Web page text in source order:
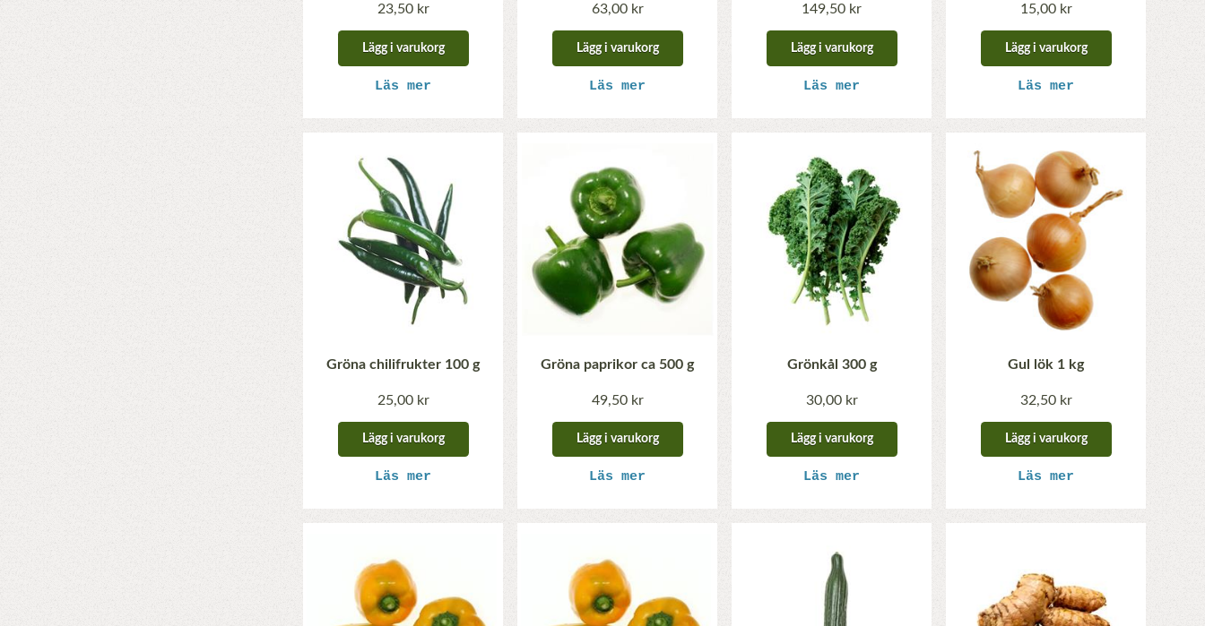
23,50 kr
Lägg i varukorg
Läs mer
63,00 kr
Lägg i varukorg
Läs mer
149,50 kr
Lägg i varukorg
Läs mer
15,00 kr
Lägg i varukorg
Läs mer
Gröna chilifrukter 100 g
25,00 kr
Lägg i varukorg
Läs mer
Gröna paprikor ca 500 g
49,50 kr
Lägg i varukorg
Läs mer
Grönkål 300 g
30,00 kr
Lägg i varukorg
Läs mer
Gul lök 1 kg
32,50 kr
Lägg i varukorg
Läs mer